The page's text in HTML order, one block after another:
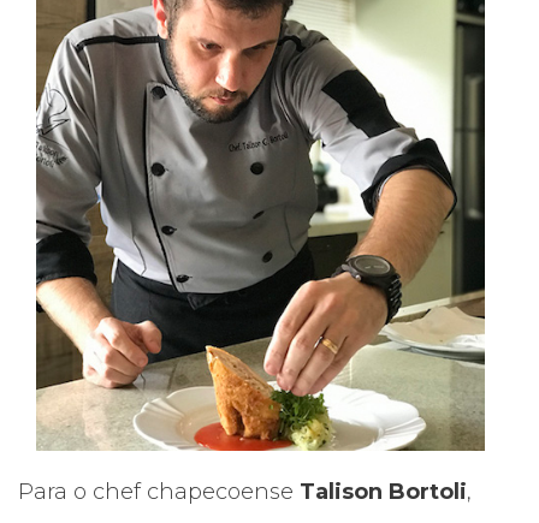
Para o chef chapecoense Talison Bortoli,